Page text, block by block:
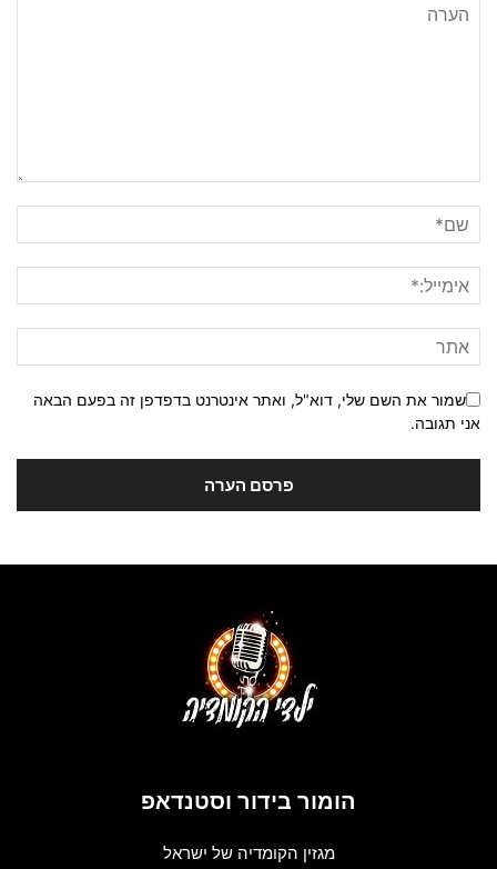
שמור את השם שלי, דוא"ל, ואתר אינטרנט בדפדפן זה בפעם הבאה
אני תגובה.
הומור בידור וסטנדאפ
מגזין הקומדיה של ישראל